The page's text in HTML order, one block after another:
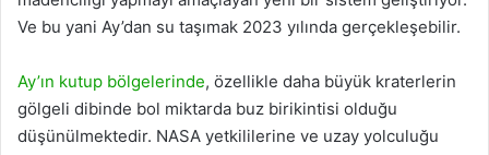
Ve bu yani Ay’dan su taşımak 2023 yılında gerçekleşebilir.
Ay’ın kutup bölgelerinde, özellikle daha büyük kraterlerin
gölgeli dibinde bol miktarda buz birikintisi olduğu
düşünülmektedir. NASA yetkililerine ve uzay yolculuğu